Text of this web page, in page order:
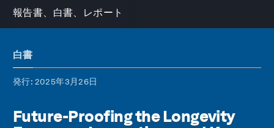
報告書、白書、レポート
白書
発行: 2025年3月26日
Future-Proofing the Longevity